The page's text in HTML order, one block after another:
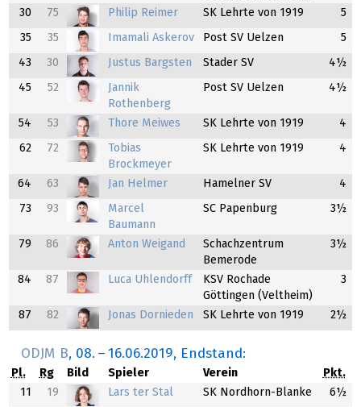
30 75 Philip Reimer SK Lehrte von 1919 5
35 35 Imamali Askerov Post SV Uelzen 5
43 30 Justus Bargsten Stader SV 4½
45 52
Jannik
Rothenberg
Post SV Uelzen 4½
54 53 Thore Meiwes SK Lehrte von 1919 4
62 72
Tobias
Brockmeyer
SK Lehrte von 1919 4
64 63 Jan Helmer Hamelner SV 4
73 93
Marcel
Baumann
SC Papenburg 3½
79 86 Anton Weigand
Schachzentrum
Bemerode
3½
84 87 Luca Uhlendorff
KSV Rochade
Göttingen (Veltheim)
3
87 82 Jonas Dornieden SK Lehrte von 1919 2½
ODJM B, 08. – 16.06.2019, Endstand:
Pl. Rg Bild Spieler Verein
Pkt.
11
19 Lars ter Stal SK Nordhorn-Blanke 6½